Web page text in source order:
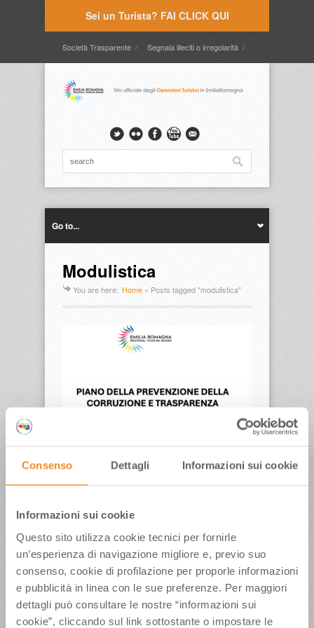
Consenso Dettagli Informazioni sui cookie
Informazioni sui cookie
Questo sito utilizza cookie tecnici per fornirle
un’esperienza di navigazione migliore e, previo suo
consenso, cookie di profilazione per proporle informazioni
e pubblicità in linea con le sue preferenze. Per maggiori
dettagli può consultare le nostre “informazioni sui
cookie”, cliccando sul link sottostante o impostare le
Sei un Turista? FAI CLICK QUI
Società Trasparente Segnala illeciti o irregolarità
Timbrature
Go to...
Modulistica
You are here: Home » Posts tagged "modulistica"
PTPCT 2025-2027
In questa pagina troverete il Piano di
ULTIMI ARTICOLI
Weekend conclusivo per”La Terrazza della Dolce
Vita”, con il Ministro del Turismo Mazzi, Iva